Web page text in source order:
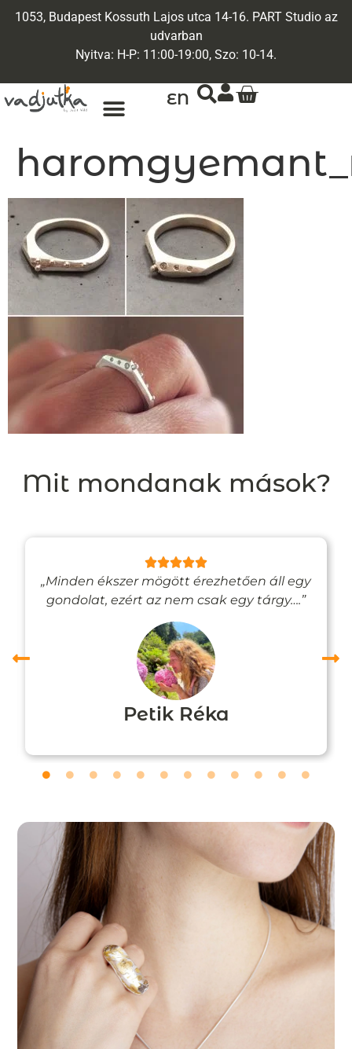
1053, Budapest Kossuth Lajos utca 14-16. PART Studio az
udvarban
Nyitva: H-P: 11:00-19:00, Szo: 10-14.
EN
Mit mondanak mások?
„Minden ékszer mögött érezhetően áll egy
gondolat, ezért az nem csak egy tárgy….”
Petik Réka